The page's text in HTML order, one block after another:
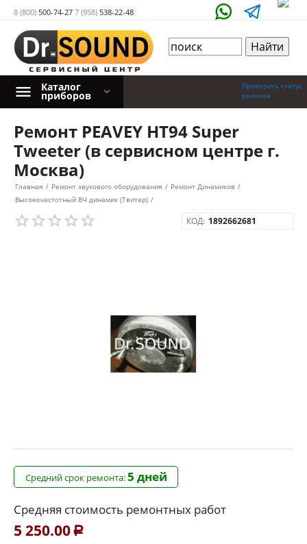
8 (800) 500-74-27 7 (958) 538-22-48
Проверить статус
ремонта
Каталог
приборов
Ремонт PEAVEY HT94 Super
Tweeter (в сервисном центре г.
Москва)
Главная / Ремонт звукового оборудования / Ремонт Динамиков /
Высокочастотный ВЧ динамик (Твитер) /
КОД: 1892662681
Средний срок ремонта:5 дней
Средняя стоимость ремонтных работ
5 250.00 Р